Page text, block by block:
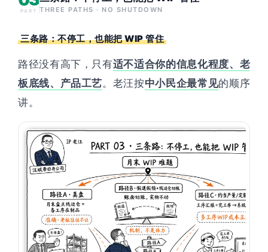
PART THREE PATHS · NO SHUTDOWN
三条路：不停工，也能把 WIP 管住
路径没有高下，只有适不适合你的信息化程度、老
板底线、产品工艺。老汪按中小民企最常见的顺序
讲。